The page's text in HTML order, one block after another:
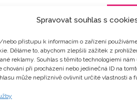
Spravovat souhlas s
nebo přístupu k informacím o zařízení
Děláme to, abychom zlepšili zážitek z
reklamy. Souhlas s těmito technologiemi nám
chování při procházení nebo jedinečná ID na
může nepříznivě ovlivnit určité vlastnosti a
filmu